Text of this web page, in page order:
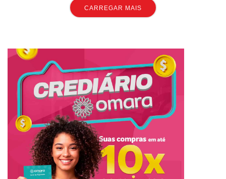
CARREGAR MAIS